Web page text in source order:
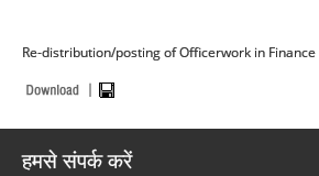
Re-distribution/posting of Officerwork in
हमसे संपर्क करें